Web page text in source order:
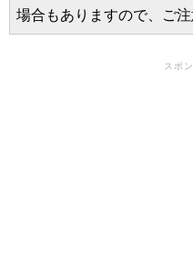
場合もありますので、ご注
スポ